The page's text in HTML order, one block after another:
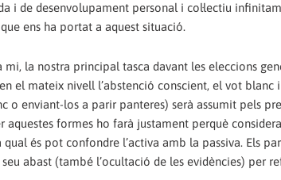
i de desenvolupament personal i col·lectiu
ens ha portat a aquest situació.
mi, la nostra principal tasca davant les eleccions
el mateix nivell l’abstenció conscient, el vot
o enviant-los a parir panteres) serà assumit pels
aquestes formes ho farà justament perquè
qual és pot confondre l’activa amb la passiva. Els
abast (també l’ocultació de les evidències) per